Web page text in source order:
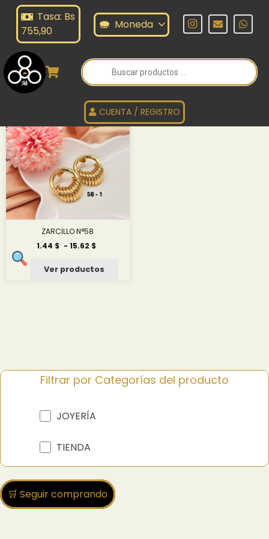
Tasa: Bs
755,90
Moneda
Búsqueda
de
productos
CUENTA / REGISTRO
N°58
ZARCILLO N°58
ZARCILLO N°58
1.44 $ - 15.62 $
desde
Ver productos
Filtrar por Categorías del producto
JOYERÍA
TIENDA
🛒 Seguir comprando